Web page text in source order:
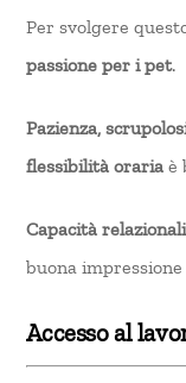
Per svolgere
passione per i pet.
Pazienza,
flessibilità oraria è
Capacità
buona
Accesso al